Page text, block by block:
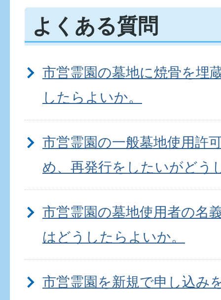
よくある質問
市営霊園の墓地に焼骨を埋
したらよいか。
市営霊園の一般墓地使用許
め、再発行をしたいがどう
市営霊園の墓地使用者の名
はどうしたらよいか。
市営霊園を新規で申し込み